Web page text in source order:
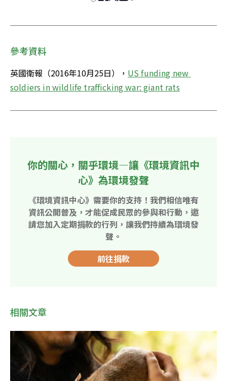
參考資料
英國衛報（2016年10月25日）， US funding new
soldiers in wildlife trafficking war: giant rats
你的關心，關乎環境—讓《環境資訊中
心》為環境發聲
《環境資訊中心》需要你的支持！我們相信唯有
資訊公開普及，才能促成民眾的參與和行動，邀
請您加入定期捐款的行列，讓我們持續為環境發
聲。
前往捐款
相關文章